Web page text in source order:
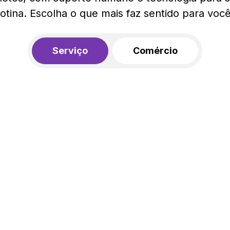
Escolha o que mais faz sentido para
Serviço Comércio